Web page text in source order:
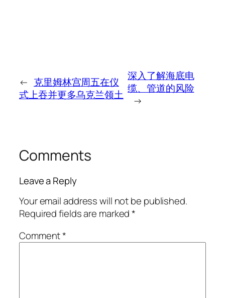
← 克里姆林宫周五在仪
式上吞并更多乌克兰领土
深入了解海底电
缆、管道的风险
→
Comments
Leave a Reply
Your email address will not be published.
Required fields are marked*
Comment*